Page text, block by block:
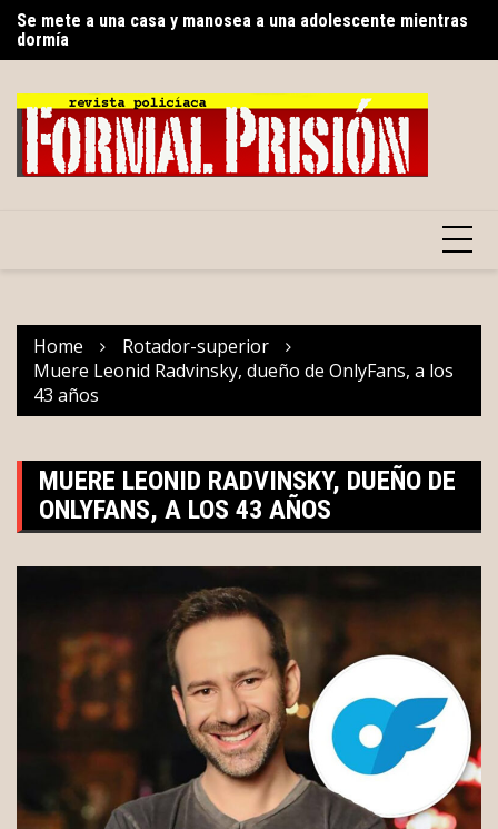
Skip
content
dormía
Renacimiento Maya hace historia en atención a personas
autistas
Home
Rotador-superior
Muere Leonid Radvinsky, dueño de OnlyFans, a los
43 años
MUERE LEONID RADVINSKY, DUEÑO DE
ONLYFANS, A LOS 43 AÑOS